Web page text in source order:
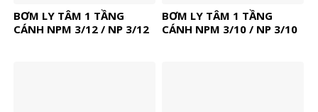
BƠM LY TÂM 1 TẦNG
CÁNH NPM 3/12 / NP 3/12
BƠM LY TÂM 1 TẦNG
CÁNH NPM 3/10 / NP 3/10